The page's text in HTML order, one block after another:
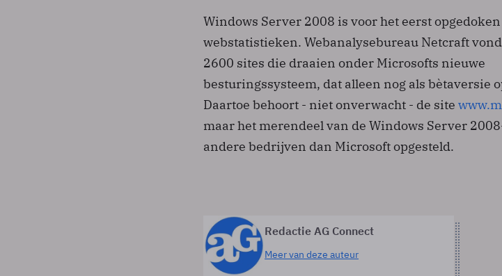
Windows Server 2008 is voor het eerst
webstatistieken. Webanalysebureau Netcraft
2600 sites die draaien onder Microsofts nieuwe
besturingssysteem, dat alleen nog als bètaversie
Daartoe behoort - niet onverwacht - de site
maar het merendeel van de Windows Server
andere bedrijven dan Microsoft opgesteld.
Redactie AG Connect
Meer van deze auteur